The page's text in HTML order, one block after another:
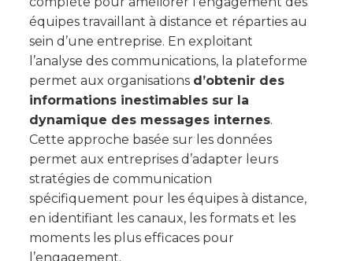
équipes travaillant à distance et réparties au
sein d’une entreprise. En exploitant
l’analyse des communications, la plateforme
permet aux organisations d’obtenir des
informations inestimables sur la
dynamique des messages internes.
Cette approche basée sur les données
permet aux entreprises d’adapter leurs
stratégies de communication
spécifiquement pour les équipes à distance,
en identifiant les canaux, les formats et les
moments les plus efficaces pour
l’engagement.